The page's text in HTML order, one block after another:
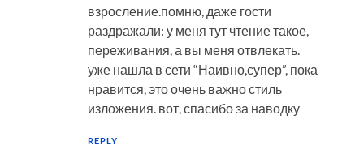
взросление.помню, даже гости
раздражали: у меня тут чтение такое,
переживания, а вы меня отвлекать.
уже нашла в сети “Наивно,супер”, пока
нравится, это очень важно стиль
изложения. вот, спасибо за наводку
REPLY